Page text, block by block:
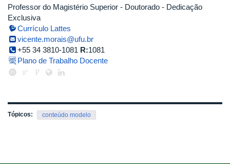
Professor do Magistério Superior - Doutorado - Dedicação
Exclusiva
Currículo Lattes
vicente.morais@ufu.br
+55 34 3810-1081 R:1081
Plano de Trabalho Docente
Tópicos: conteúdo modelo